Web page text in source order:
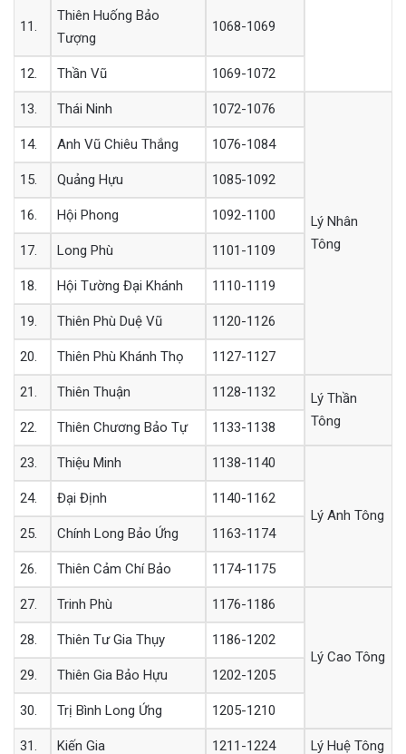
11.
Thiên Huống Bảo
Tượng
1068-1069
12. Thần Vũ 1069-1072
13. Thái Ninh 1072-1076
Lý Nhân
Tông
14. Anh Vũ Chiêu Thắng 1076-1084
15. Quảng Hựu 1085-1092
16. Hội Phong 1092-1100
17. Long Phù 1101-1109
18. Hội Tường Đại Khánh 1110-1119
19. Thiên Phù Duệ Vũ 1120-1126
20. Thiên Phù Khánh Thọ 1127-1127
21. Thiên Thuận 1128-1132
Lý Thần
Tông
22. Thiên Chương Bảo Tự 1133-1138
23. Thiệu Minh 1138-1140
Lý Anh Tông
24. Đại Định 1140-1162
25. Chính Long Bảo Ứng 1163-1174
26. Thiên Cảm Chí Bảo 1174-1175
27. Trinh Phù 1176-1186
Lý Cao Tông
28. Thiên Tư Gia Thụy 1186-1202
29. Thiên Gia Bảo Hựu 1202-1205
30. Trị Bình Long Ứng 1205-1210
31. Kiến Gia 1211-1224 Lý Huệ Tông